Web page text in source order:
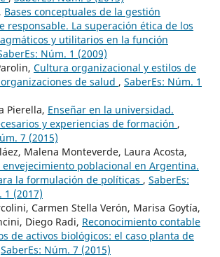
Bases conceptuales de la gestión
responsable. La superación ética de los
y utilitarios en la función
Núm. 1 (2009)
Cultura organizacional y estilos de
de salud , SaberEs: Núm. 1
Pierella, Enseñar en la universidad.
y experiencias de formación ,
7 (2015)
Malena Monteverde, Laura Acosta,
envejecimiento poblacional en Argentina.
la formulación de políticas , SaberEs:
1 (2017)
Carmen Stella Verón, Marisa Goytía,
Diego Radi, Reconocimiento contable
de activos biológicos: el caso planta de
SaberEs: Núm. 7 (2015)